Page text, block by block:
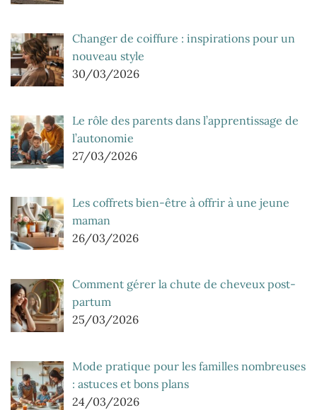
Changer de coiffure : inspirations pour un
nouveau style
30/03/2026
Le rôle des parents dans l’apprentissage de
l’autonomie
27/03/2026
Les coffrets bien-être à offrir à une jeune
maman
26/03/2026
Comment gérer la chute de cheveux post-
partum
25/03/2026
Mode pratique pour les familles nombreuses
: astuces et bons plans
24/03/2026